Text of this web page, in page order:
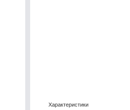
Характеристики